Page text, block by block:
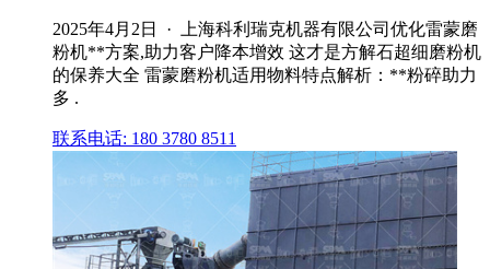
2025年4月2日 · 上海科利瑞克机器有限公司优化雷蒙磨
粉机**方案,助力客户降本增效 这才是方解石超细磨粉机
的保养大全 雷蒙磨粉机适用物料特点解析：**粉碎助力
多 .
联系电话: 180 3780 8511